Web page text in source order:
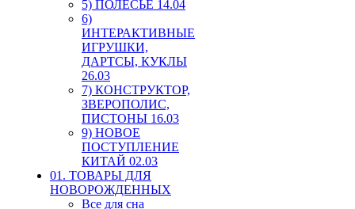
5) ПОЛЕСЬЕ 14.04
6)
ИНТЕРАКТИВНЫЕ
ИГРУШКИ,
ДАРТСЫ, КУКЛЫ
26.03
7) КОНСТРУКТОР,
ЗВЕРОПОЛИС,
ПИСТОНЫ 16.03
9) НОВОЕ
ПОСТУПЛЕНИЕ
КИТАЙ 02.03
01. ТОВАРЫ ДЛЯ
НОВОРОЖДЕННЫХ
Все для сна